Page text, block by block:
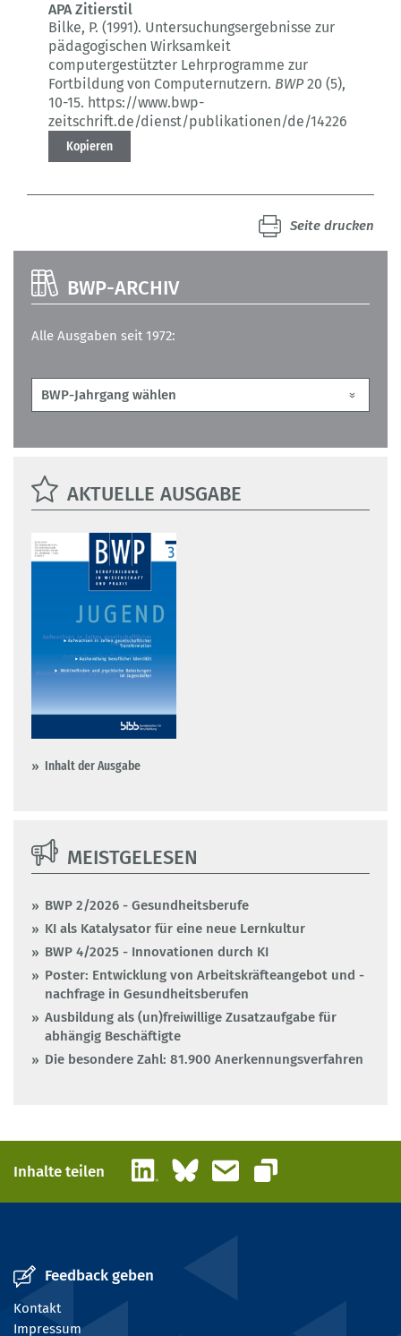
APA Zitierstil
Bilke, P. (1991). Untersuchungsergebnisse zur
pädagogischen Wirksamkeit
computergestützter Lehrprogramme zur
Fortbildung von Computernutzern. BWP20 (5),
10-15. https://www.bwp-
zeitschrift.de/dienst/publikationen/de/14226
Kopieren
Seite drucken
BWP-ARCHIV
Alle Ausgaben seit 1972:
AKTUELLE AUSGABE
Inhalt der Ausgabe
MEISTGELESEN
BWP 2/2026 - Gesundheitsberufe
KI als Katalysator für eine neue Lernkultur
BWP 4/2025 - Innovationen durch KI
Poster: Entwicklung von Arbeitskräfteangebot und -
nachfrage in Gesundheitsberufen
Ausbildung als (un)freiwillige Zusatzaufgabe für
abhängig Beschäftigte
Die besondere Zahl: 81.900 Anerkennungsverfahren
Inhalte teilen LinkedInBlueskyE-Mail
Link kopieren
Feedback geben
Kontakt
Impressum